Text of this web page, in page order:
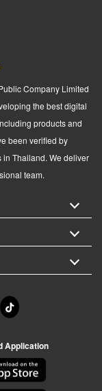
Company Limited
the best digital
products and
been verified by
Thailand. We deliver
team.
Application